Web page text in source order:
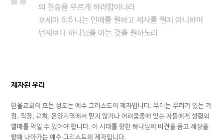
의 찬송을 부르게 하려함이니라
호세아 6:6 나는 인애를 원하고 제사를 원치 아니하며
번제보다 하나님을 아는 것을 원하노라
제자된 우리
한올교회의 모든 성도는 예수 그리스도의 제자입니다. 우리는 우리가 있는 가
정, 직장, 교회, 온양지역에서 믿지 않거나 어려움중에 있는 자들에게 성령의
열매를 먹일 수 있어야 합니다. 이 시대를 향한 하나님의 비전을 품고 세상을
향해 나아가는 예수 그리스도의 제자입니다.